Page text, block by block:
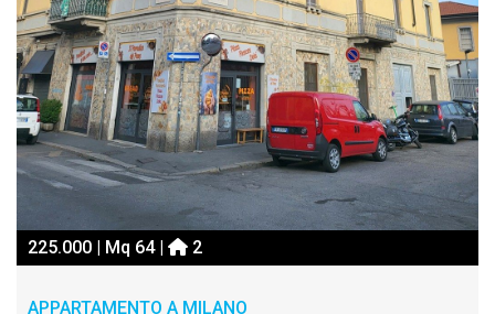
225.000 | Mq 64 | 2
APPARTAMENTO A MILANO